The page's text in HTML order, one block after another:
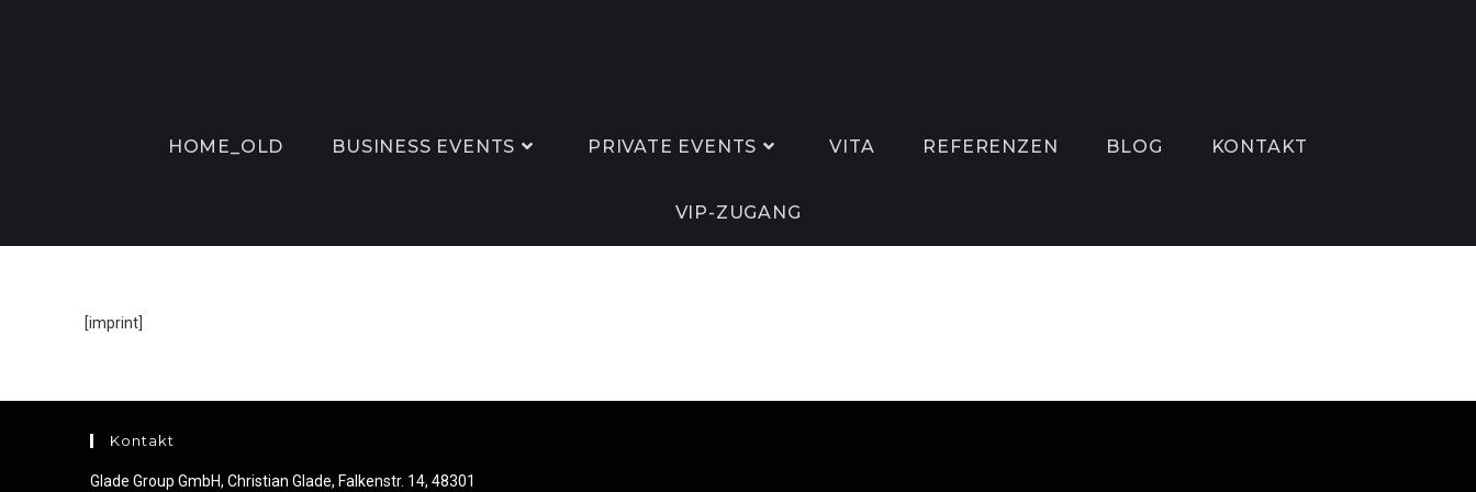
HOME_OLD BUSINESS EVENTS PRIVATE EVENTS VITA REFERENZEN BLOG KONTAKT
VIP-ZUGANG
[imprint]
Kontakt
Glade Group GmbH, Christian Glade, Falkenstr. 14, 48301